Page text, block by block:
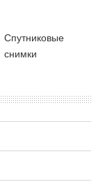
Cпутниковые
снимки